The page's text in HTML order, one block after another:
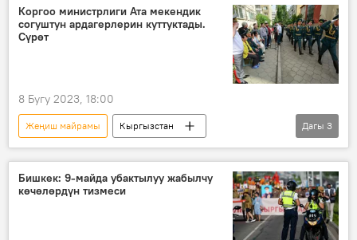
Коргоо министрлиги Ата мекендик
согуштун ардагерлерин куттуктады.
Сүрөт
8 Бугу 2023, 18:00
Жеңиш майрамы
Кыргызстан
Коргоо министрлиги
ардагер
куттуктоо
Дагы 3
Бишкек: 9-майда убактылуу жабылчу
көчөлөрдүн тизмеси